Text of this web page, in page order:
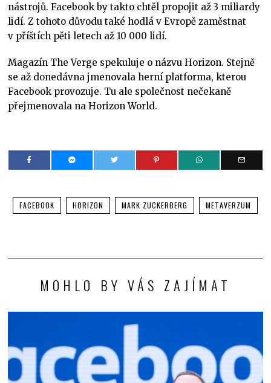
nástrojů. Facebook by takto chtěl propojit až 3 miliardy
lidí. Z tohoto důvodu také hodlá v Evropě zaměstnat
v příštích pěti letech až 10 000 lidí.
Magazín The Verge spekuluje o názvu Horizon. Stejně
se až donedávna jmenovala herní platforma, kterou
Facebook provozuje. Tu ale společnost nečekaně
přejmenovala na Horizon World.
FACEBOOK HORIZON MARK ZUCKERBERG METAVERZUM
MOHLO BY VÁS ZAJÍMAT